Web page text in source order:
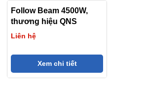
Follow Beam 4500W,
thương hiệu QNS
Liên hệ
Xem chi tiết